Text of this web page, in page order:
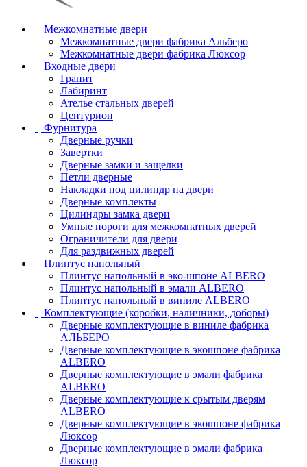
Межкомнатные двери
Межкомнатные двери фабрика Альберо
Межкомнатные двери фабрика Люксор
Входные двери
Гранит
Лабиринт
Ателье стальных дверей
Центурион
Фурнитура
Дверные ручки
Завертки
Дверные замки и защелки
Петли дверные
Накладки под цилиндр на двери
Дверные комплекты
Цилиндры замка двери
Умные пороги для межкомнатных дверей
Ограничители для двери
Для раздвижных дверей
Плинтус напольный
Плинтус напольный в эко-шпоне ALBERO
Плинтус напольный в эмали ALBERO
Плинтус напольный в виниле ALBERO
Комплектующие (коробки, наличники, доборы)
Дверные комплектующие в виниле фабрика
АЛЬБЕРО
Дверные комплектующие в экошпоне фабрика
ALBERO
Дверные комплектующие в эмали фабрика
ALBERO
Дверные комплектующие к срытым дверям
ALBERO
Дверные комплектующие в экошпоне фабрика
Люксор
Дверные комплектующие в эмали фабрика
Люксор